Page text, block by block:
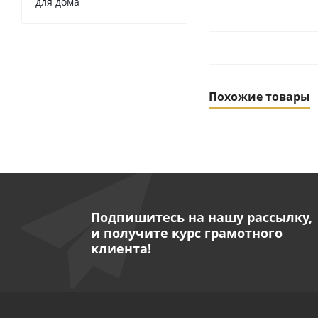
Похожие товары
Подпишитесь на нашу рассылку,
и получите курс грамотного
клиента!